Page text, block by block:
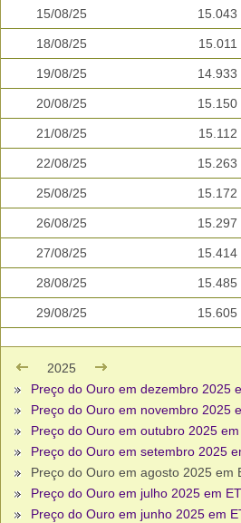
15/08/25 15.043
18/08/25 15.011
19/08/25 14.933
20/08/25 15.150
21/08/25 15.112
22/08/25 15.263
25/08/25 15.172
26/08/25 15.297
27/08/25 15.414
28/08/25 15.485
29/08/25 15.605
2025
Preço do Ouro em dezembro 2025
Preço do Ouro em novembro 2025
Preço do Ouro em outubro 2025
Preço do Ouro em setembro 2025
Preço do Ouro em agosto 2025 em
Preço do Ouro em julho 2025 em
Preço do Ouro em junho 2025 em